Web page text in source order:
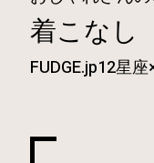
着こなし
FUDGE.jp12星